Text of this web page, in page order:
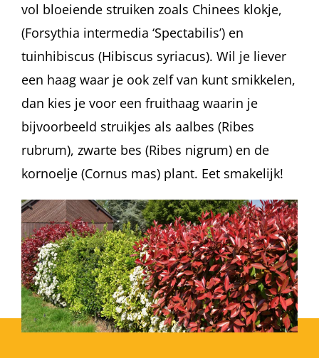
vol bloeiende struiken zoals Chinees klokje,
(Forsythia intermedia ‘Spectabilis’) en
tuinhibiscus (Hibiscus syriacus). Wil je liever
een haag waar je ook zelf van kunt smikkelen,
dan kies je voor een fruithaag waarin je
bijvoorbeeld struikjes als aalbes (Ribes
rubrum), zwarte bes (Ribes nigrum) en de
kornoelje (Cornus mas) plant. Eet smakelijk!